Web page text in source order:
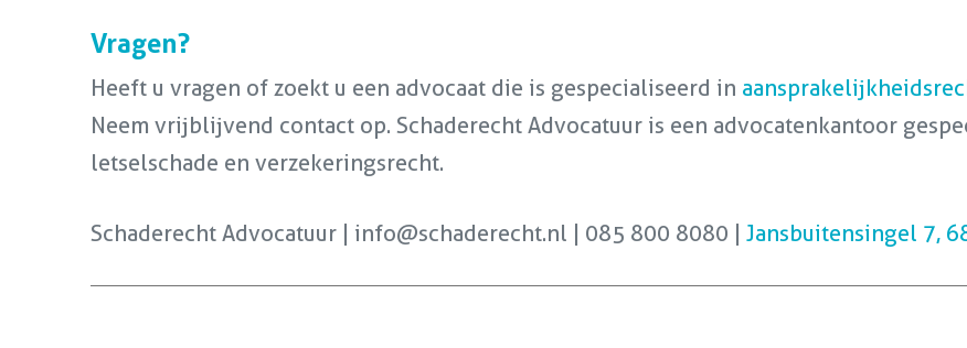
Vragen?
Heeft u vragen of zoekt u een advocaat die is gespecialiseerd in
Neem vrijblijvend contact op. Schaderecht Advocatuur is een advocatenkantoor
letselschade en verzekeringsrecht.
Schaderecht Advocatuur | info@schaderecht.nl | 085 800 8080 | Jansbuitensingel 7,